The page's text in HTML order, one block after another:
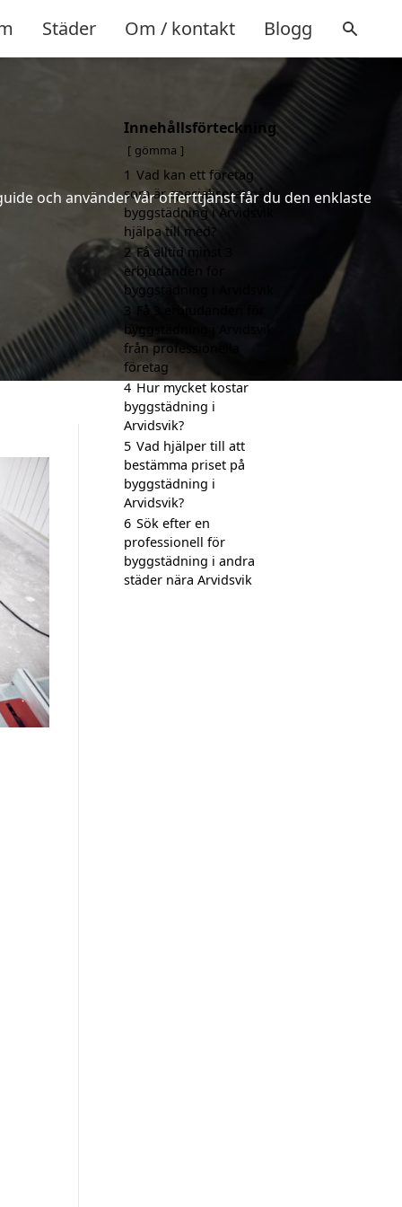
Städer Om / kontakt Blogg
och använder vår offerttjänst får du den enklaste
Innehållsförteckning
gömma
1 Vad kan ett företag
som är specialiserat på
byggstädning i Arvidsvik
hjälpa till med?
2 Få alltid minst 3
erbjudanden för
byggstädning i Arvidsvik
3
Få 3 erbjudanden för
byggstädning i Arvidsvik
från professionella
företag
4 Hur mycket kostar
byggstädning i
Arvidsvik?
5 Vad hjälper till att
bestämma priset på
byggstädning i
Arvidsvik?
6 Sök efter en
professionell för
byggstädning i andra
städer nära Arvidsvik